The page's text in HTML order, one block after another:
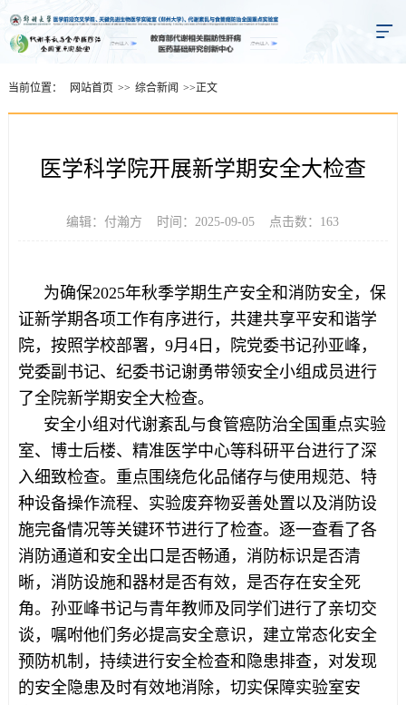
当前位置： 网站首页 >> 综合新闻 >>正文
医学科学院开展新学期安全大检查
编辑：付瀚方 时间：2025-09-05 点击数： 163
为确保2025年秋季学期生产安全和消防安全，保
证新学期各项工作有序进行，共建共享平安和谐学
院，按照学校部署，9月4日，院党委书记孙亚峰，
党委副书记、纪委书记谢勇带领安全小组成员进行
了全院新学期安全大检查。
安全小组对代谢紊乱与食管癌防治全国重点实验
室、博士后楼、精准医学中心等科研平台进行了深
入细致检查。重点围绕危化品储存与使用规范、特
种设备操作流程、实验废弃物妥善处置以及消防设
施完备情况等关键环节进行了检查。逐一查看了各
消防通道和安全出口是否畅通，消防标识是否清
晰，消防设施和器材是否有效，是否存在安全死
角。孙亚峰书记与青年教师及同学们进行了亲切交
谈，嘱咐他们务必提高安全意识，建立常态化安全
预防机制，持续进行安全检查和隐患排查，对发现
的安全隐患及时有效地消除，切实保障实验室安